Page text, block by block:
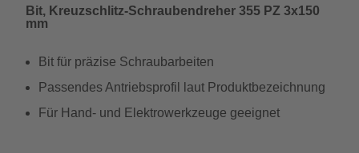
Bit, Kreuzschlitz-Schraubendreher 355 PZ 3x150
mm
Bit für präzise Schraubarbeiten
Passendes Antriebsprofil laut Produktbezeichnung
Für Hand- und Elektrowerkzeuge geeignet